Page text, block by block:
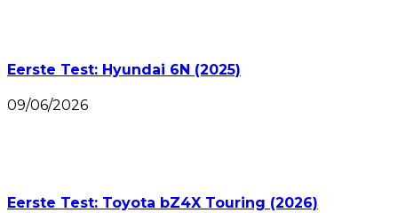
Eerste Test: Hyundai 6N (2025)
09/06/2026
Eerste Test: Toyota bZ4X Touring (2026)